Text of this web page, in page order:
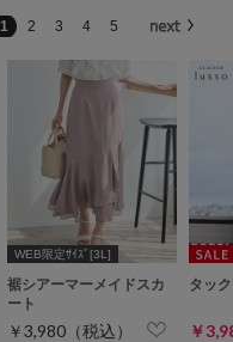
1
2 3 4 5
WEB限定ｻｲｽﾞ[3L]
裾シアーマーメイドスカ
ート
￥3,980（税込）
タッ
￥